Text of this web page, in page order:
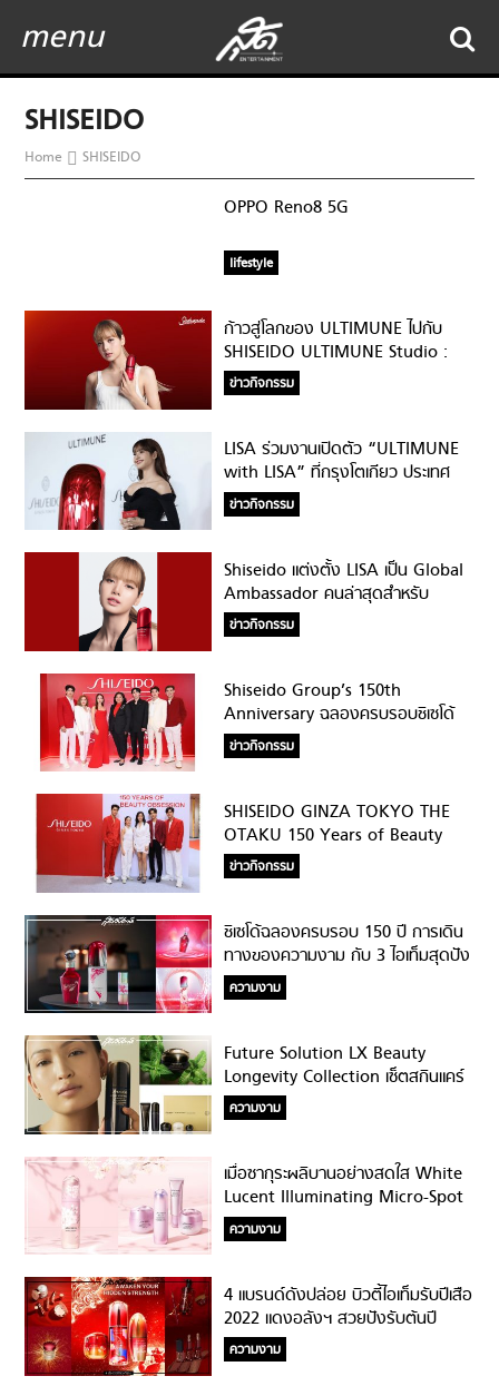
menu
SHISEIDO
Home SHISEIDO
OPPO Reno8 5G
lifestyle
ก้าวสู่โลกของ ULTIMUNE ไปกับ
SHISEIDO ULTIMUNE Studio :
LISA’S BACKSTAGE
ข่าวกิจกรรม
LISA ร่วมงานเปิดตัว “ULTIMUNE
with LISA” ที่กรุงโตเกียว ประเทศ
ญี่ปุ่น ในฐานะ Global Ambassador
สำหรับผลิตภัณฑ์ ULTIMUNE
ข่าวกิจกรรม
Shiseido แต่งตั้ง LISA เป็น Global
Ambassador คนล่าสุดสำหรับ
ผลิตภัณฑ์ ULTIMUNE
ข่าวกิจกรรม
Shiseido Group’s 150th
Anniversary ฉลองครบรอบชิเซโด้
กรุ๊ป 150 ปี และ 50 ปีแห่งความสำเร็จ
ในประเทศไทย
ข่าวกิจกรรม
SHISEIDO GINZA TOKYO THE
OTAKU 150 Years of Beauty
Obsession
ข่าวกิจกรรม
ชิเซโด้ฉลองครบรอบ 150 ปี การเดิน
ทางของความงาม กับ 3 ไอเท็มสุดปัง
ความงาม
Future Solution LX Beauty
Longevity Collection เซ็ตสกินแคร์
ที่ผสานคุณค่าสมุนไพร
ญี่ปุ่น&เทคโนโลยีชั้นนำ
ความงาม
เมื่อซากุระผลิบานอย่างสดใส White
Lucent Illuminating Micro-Spot
Serum – Sakura Limited Edition
ความงาม
4 แบรนด์ดังปล่อย บิวตี้ไอเท็มรับปีเสือ
2022 แดงอลังฯ สวยปังรับต้นปี
ความงาม